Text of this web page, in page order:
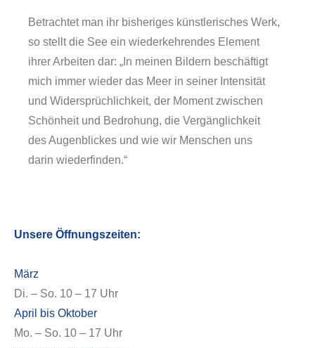
Forschung
Betrachtet man ihr bisheriges künstlerisches Werk,
so stellt die See ein wiederkehrendes Element
ihrer Arbeiten dar: „In meinen Bildern beschäftigt
mich immer wieder das Meer in seiner Intensität
und Widersprüchlichkeit, der Moment zwischen
Schönheit und Bedrohung, die Vergänglichkeit
des Augenblickes und wie wir Menschen uns
darin wiederfinden.“
Unsere Öffnungszeiten:
März
Di. – So. 10 – 17 Uhr
April bis Oktober
Mo. – So. 10 – 17 Uhr